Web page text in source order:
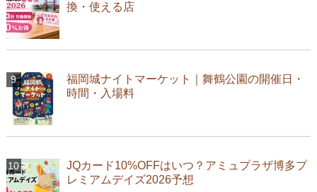
換・使える店
福岡城ナイトマーケット｜舞鶴公園の開催日・
時間・入場料
JQカード10%OFFはいつ？アミュプラザ博多プ
レミアムデイズ2026予想